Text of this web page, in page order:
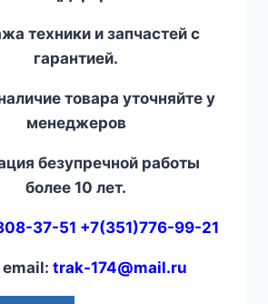
техники и запчастей с
гарантией.
товара уточняйте у
менеджеров
безупречной работы
более 10 лет.
37-51 +7(351)776-99-21
trak-174@mail.ru